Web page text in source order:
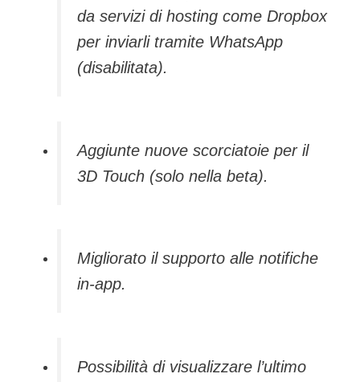
da servizi di hosting come Dropbox
per inviarli tramite WhatsApp
(disabilitata).
Aggiunte nuove scorciatoie per il
3D Touch (solo nella beta).
Migliorato il supporto alle notifiche
in-app.
Possibilità di visualizzare l’ultimo